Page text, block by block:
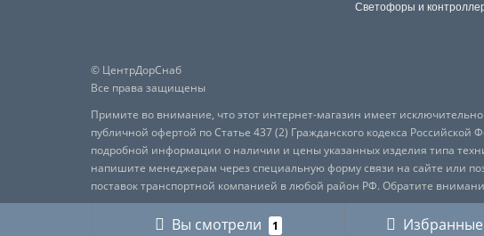
Светофоры и
© ЦентрДорСнаб
Все права защищены
Примите во внимание, что этот интернет-магазин имеет
публичной офертой по Статье 437 (2) Гражданского кодекса
подробной информации о наличии и цены указанных изделия типа
напишите менеджерам через специальную форму связи на сайте или
поставок транспортной компанией в любой район РФ. Обратите
Вы смотрели 1